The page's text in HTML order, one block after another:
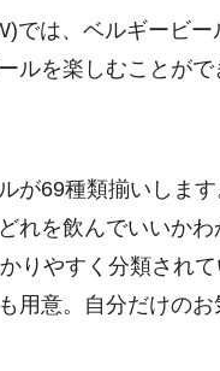
では、ベルギービ
ルを楽しむことが
が69種類揃いしま
れを飲んでいいか
りやすく分類され
用意。自分だけの